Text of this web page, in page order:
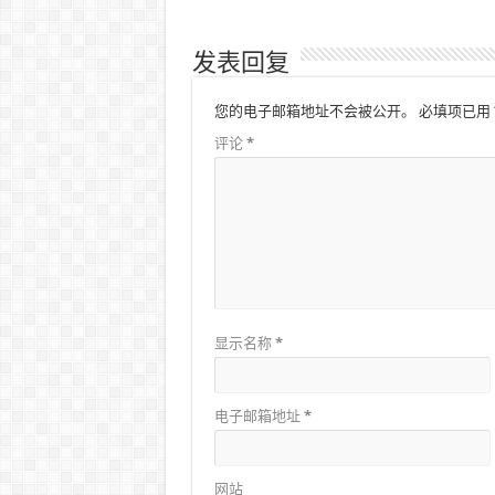
发表回复
您的电子邮箱地址不会被公开。 必填项已用
评论 *
显示名称 *
电子邮箱地址 *
网站